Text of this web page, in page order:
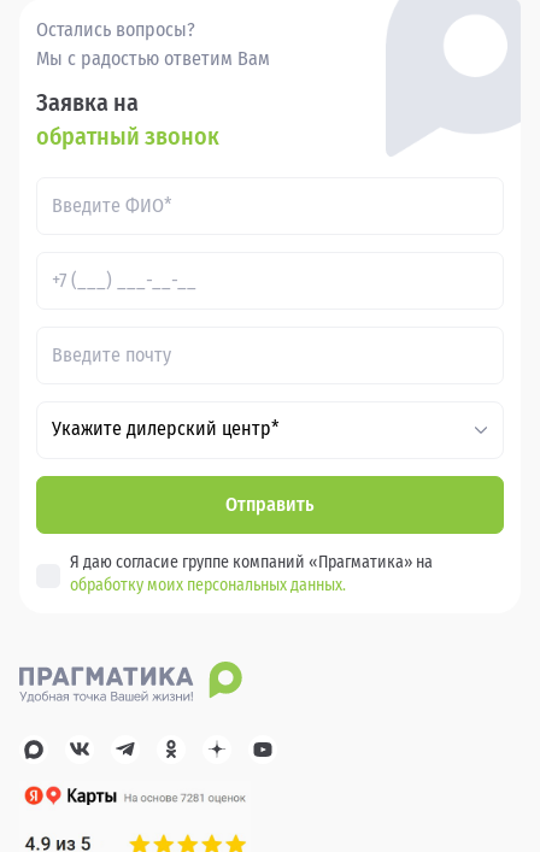
Остались вопросы?
Мы с радостью ответим Вам
Заявка на
обратный звонок
Укажите дилерский центр*
Отправить
Я даю согласие группе компаний «Прагматика» на
обработку моих персональных данных.